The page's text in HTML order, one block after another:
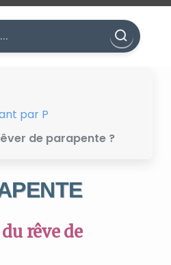
par P
de parapente ?
rêve de